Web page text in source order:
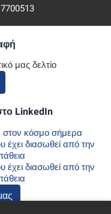
μας δελτίο
LinkedIn
κόσμο σήμερα
έχει διασωθεί από την
έχει διασωθεί από την